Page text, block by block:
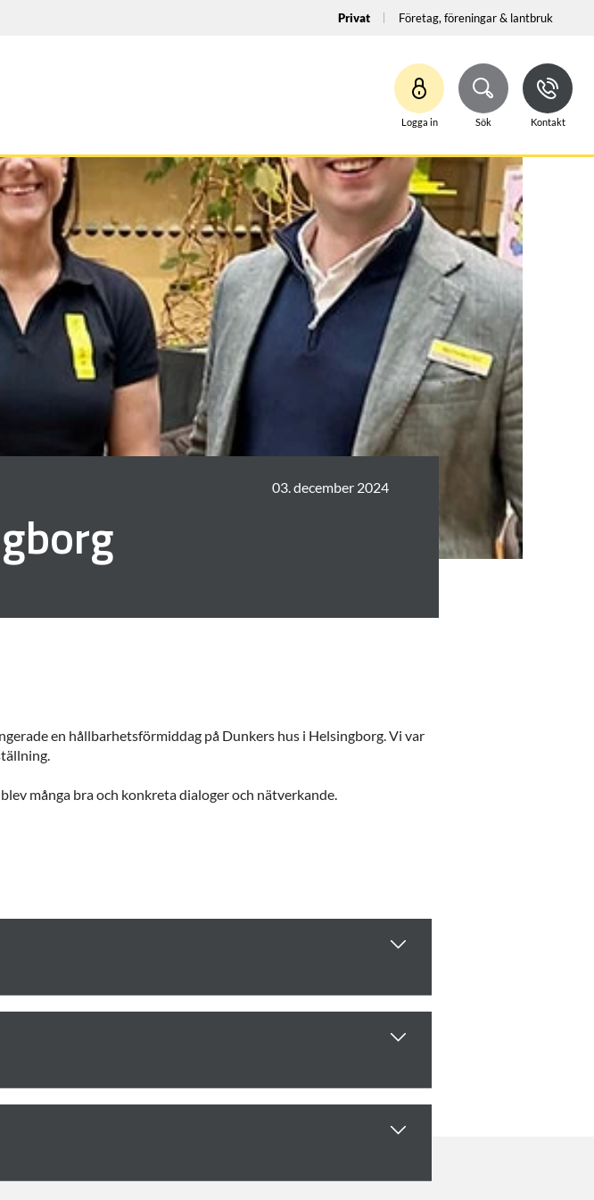
Privat Företag, föreningar & lantbruk
Logga in Sök Kontakt
03. december 2024
en hållbarhetsförmiddag på Dunkers hus i Helsingborg. Vi var
många bra och konkreta dialoger och nätverkande.